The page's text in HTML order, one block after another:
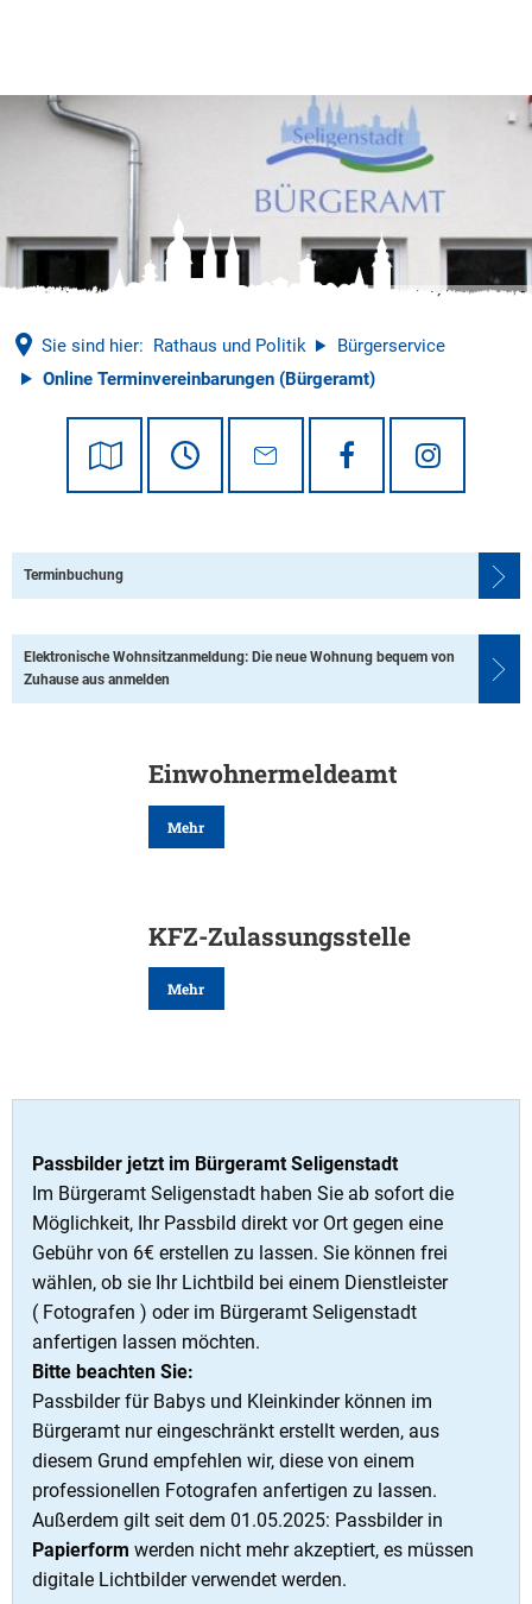
© Stadt Seligenstadt
Sie sind hier: Rathaus und Politik
Bürgerservice
Online Terminvereinbarungen (Bürgeramt)
Online
(Bürgeramt)
Terminbuchung
Elektronische Wohnsitzanmeldung: Die neue Wohnung bequem von
Zuhause aus anmelden
Einwohnermeldeamt
Mehr
KFZ-Zulassungsstelle
Mehr
Passbilder jetzt im Bürgeramt Seligenstadt
Im Bürgeramt Seligenstadt haben Sie ab sofort die
Möglichkeit, Ihr Passbild direkt vor Ort gegen eine
Gebühr von 6€ erstellen zu lassen. Sie können frei
wählen, ob sie Ihr Lichtbild bei einem Dienstleister
( Fotografen ) oder im Bürgeramt Seligenstadt
anfertigen lassen möchten.
Bitte beachten Sie:
Passbilder für Babys und Kleinkinder können im
Bürgeramt nur eingeschränkt erstellt werden, aus
diesem Grund empfehlen wir, diese von einem
professionellen Fotografen anfertigen zu lassen.
Außerdem gilt seit dem 01.05.2025: Passbilder in
Papierform werden nicht mehr akzeptiert, es müssen
digitale Lichtbilder verwendet werden.